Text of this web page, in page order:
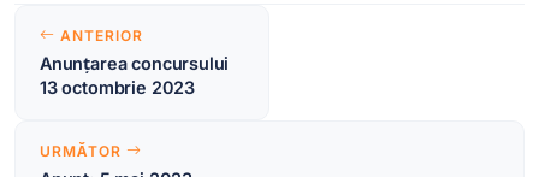
Navigare
în
articole
ANTERIOR
Anunțarea concursului
13 octombrie 2023
URMĂTOR